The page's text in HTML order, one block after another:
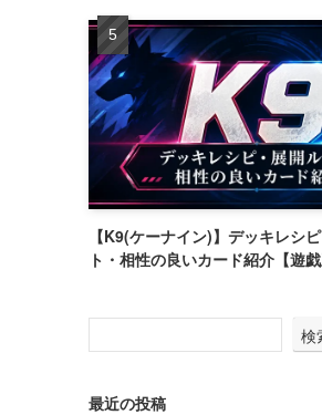
【K9(ケーナイン)】デッキレシ
ト・相性の良いカード紹介【遊戯
検
最近の投稿